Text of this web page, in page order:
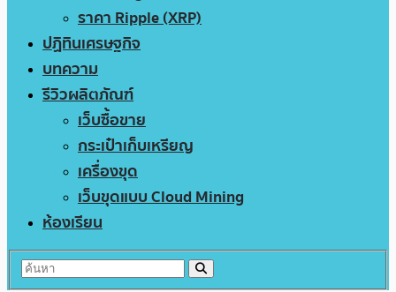
ราคา Ripple (XRP)
ปฏิทินเศรษฐกิจ
บทความ
รีวิวผลิตภัณฑ์
เว็บซื้อขาย
กระเป๋าเก็บเหรียญ
เครื่องขุด
เว็บขุดแบบ Cloud Mining
ห้องเรียน